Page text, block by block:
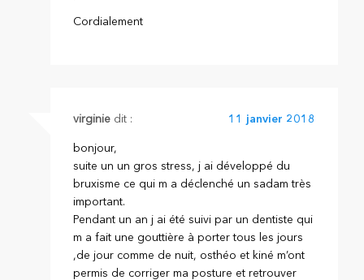
Cordialement
virginie dit : 11 janvier 2018
bonjour,
suite un un gros stress, j ai développé du
bruxisme ce qui m a déclenché un sadam très
important.
Pendant un an j ai été suivi par un dentiste qui
m a fait une gouttière à porter tous les jours
,de jour comme de nuit, osthéo et kiné m’ont
permis de corriger ma posture et retrouver